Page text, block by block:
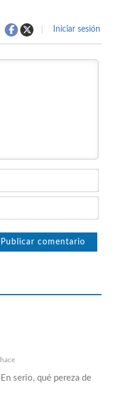
Iniciar sesión
serio, qué pereza de